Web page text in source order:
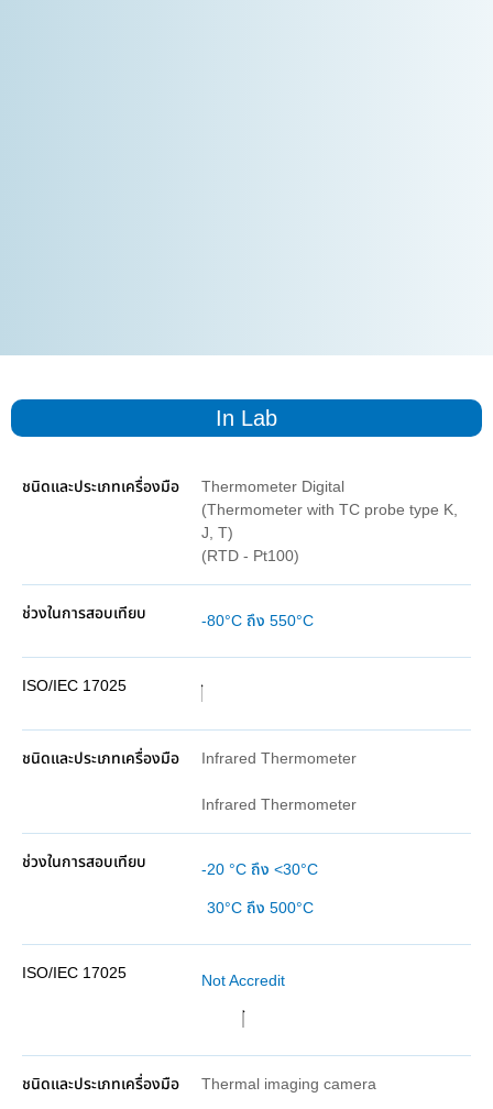
In Lab
Thermometer Digital
(Thermometer with TC probe type K,
J, T)
(RTD - Pt100)
-80°C ถึง 550°C
Infrared Thermometer
Infrared Thermometer
-20 °C ถึง <30°C
30°C ถึง 500°C
Not Accredit
Thermal imaging camera